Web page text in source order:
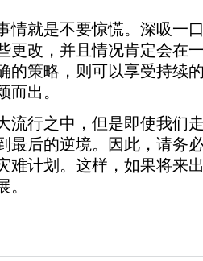
情就是不要惊慌。深吸一
更改，并且情况肯定会在
的策略，则可以享受持续
而出。
流行之中，但是即使我们
最后的逆境。因此，请务
难计划。这样，如果将来
。